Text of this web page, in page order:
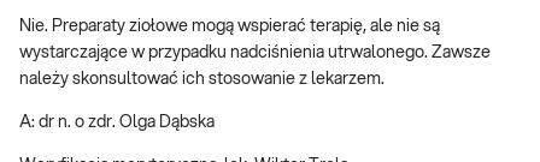
Nie. Preparaty ziołowe mogą wspierać terapię, ale nie są
wystarczające w przypadku nadciśnienia utrwalonego. Zawsze
należy skonsultować ich stosowanie z lekarzem.
A: dr n. o zdr. Olga Dąbska